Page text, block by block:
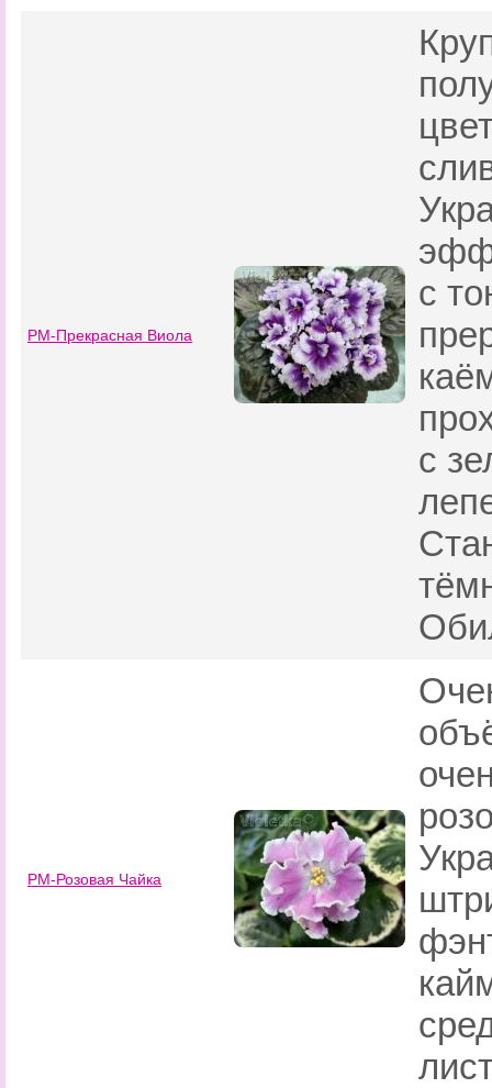
РМ-Прекрасная Виола
с
с
РМ-Розовая Чайка